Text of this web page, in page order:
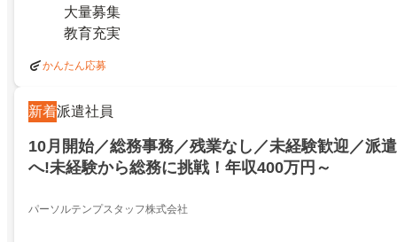
大量募集
教育充実
かんたん応募
新着派遣社員
10月開始／総務事務／残業なし／未経験歓迎／派
へ!未経験から総務に挑戦！年収400万円～
パーソルテンプスタッフ株式会社